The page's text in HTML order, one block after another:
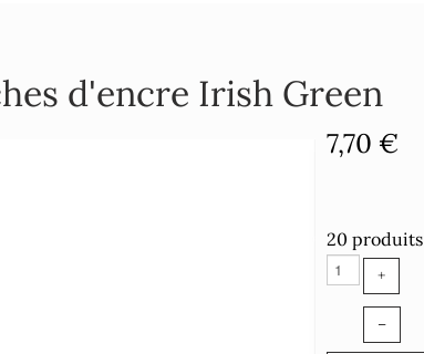
d'encre Irish Green
7,70 €
20
+
–